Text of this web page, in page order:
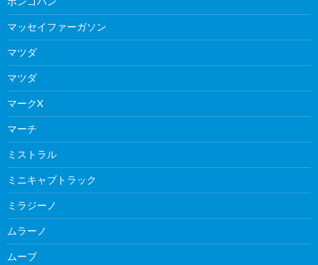
マッセイファーガソン
マツダ
マツダ
マークX
マーチ
ミストラル
ミニキャブトラック
ミラジーノ
ムラーノ
ムーブ